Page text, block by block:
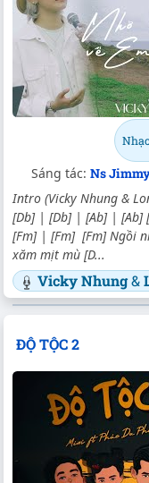
Sáng tác: Ns
Intro (Vicky Nhung &
[Db] | [Db] | [Ab] | [Ab]
[Fm] | [Fm] [Fm] Ngồi
xăm mịt mù [D...
Vicky Nhung&
ĐỘ TỘC 2